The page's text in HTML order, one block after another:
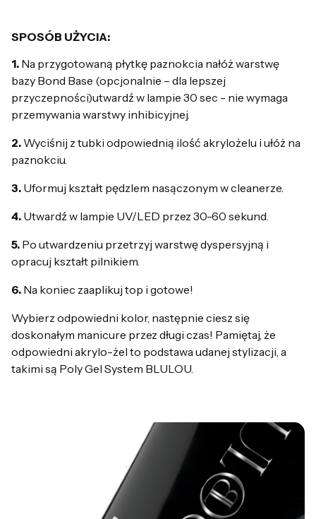
SPOSÓB UŻYCIA:
1. Na przygotowaną płytkę paznokcia nałóż warstwę
bazy Bond Base (opcjonalnie – dla lepszej
przyczepności)utwardź w lampie 30 sec - nie wymaga
przemywania warstwy inhibicyjnej.
2. Wyciśnij z tubki odpowiednią ilość akrylożelu i ułóż na
paznokciu.
3. Uformuj kształt pędzlem nasączonym w cleanerze.
4. Utwardź w lampie UV/LED przez 30-60 sekund.
5. Po utwardzeniu przetrzyj warstwę dyspersyjną i
opracuj kształt pilnikiem.
6. Na koniec zaaplikuj top i gotowe!
Wybierz odpowiedni kolor, następnie ciesz się
doskonałym manicure przez długi czas! Pamiętaj, że
odpowiedni akrylo-żel to podstawa udanej stylizacji, a
takimi są Poly Gel System BLULOU.